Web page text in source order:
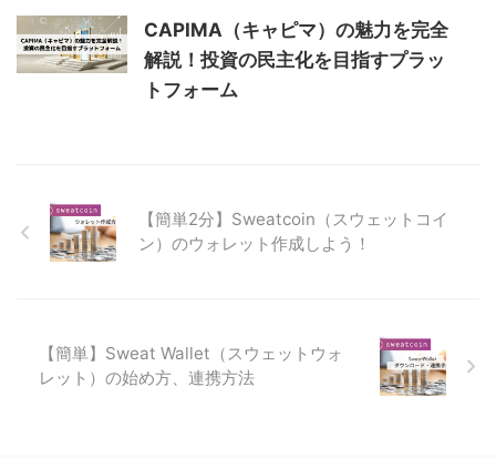
CAPIMA（キャピマ）の魅力を完全
解説！投資の民主化を目指すプラッ
トフォーム
【簡単2分】Sweatcoin（スウェットコイ
ン）のウォレット作成しよう！
【簡単】Sweat Wallet（スウェットウォ
レット）の始め方、連携方法